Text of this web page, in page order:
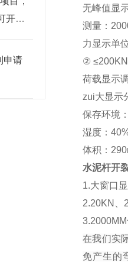
开展
申请
无峰值显
测量：
力显示
②
荷载显示
zui大显示
保存环境
湿度：
体积：
水泥杆开
1.大窗口
2.20KN、
在我们实
免产生的